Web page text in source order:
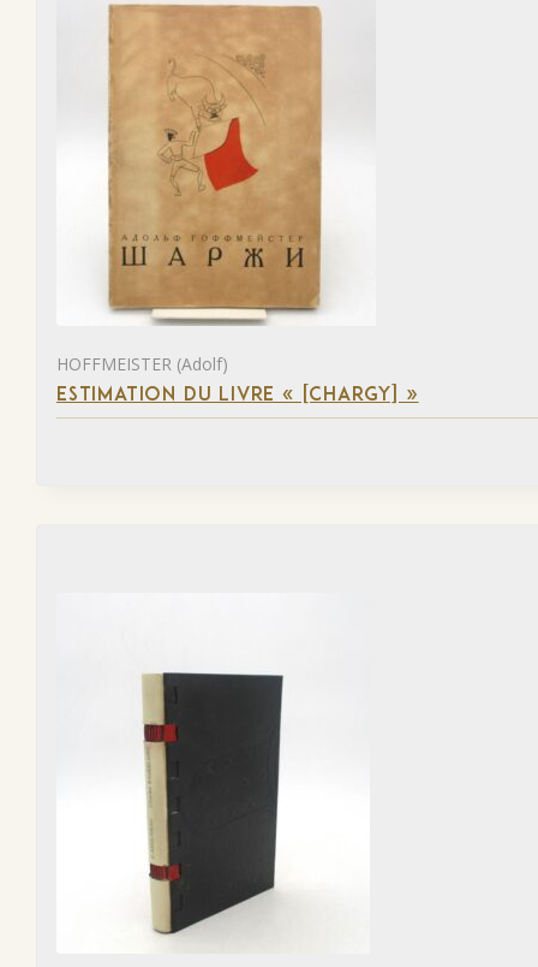
HOFFMEISTER (Adolf)
ESTIMATION DU LIVRE « [CHARGY] »